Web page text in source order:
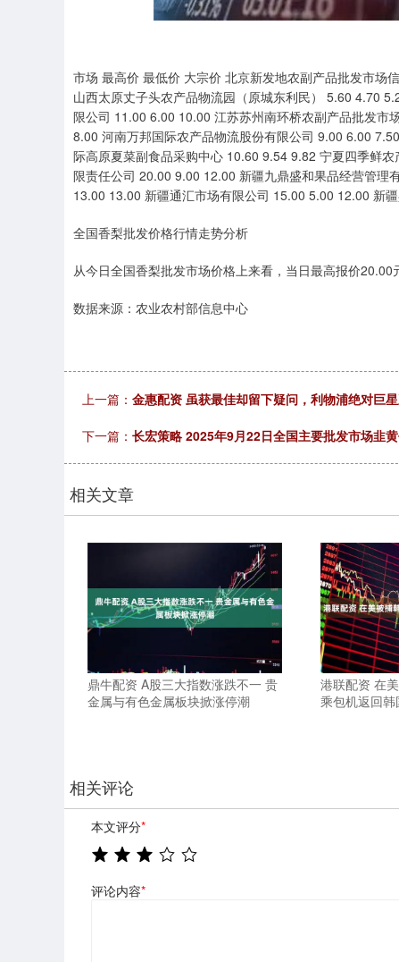
市场 最高价 最低价 大宗价 北京新发地农副产品批发市
山西太原丈子头农产品物流园（原城东利民） 5.60 4.70
限公司 11.00 6.00 10.00 江苏苏州南环桥农副产品批发
8.00 河南万邦国际农产品物流股份有限公司 9.00 6.00
际高原夏菜副食品采购中心 10.60 9.54 9.82 宁夏四季鲜
限责任公司 20.00 9.00 12.00 新疆九鼎盛和果品经营管
13.00 13.00 新疆通汇市场有限公司 15.00 5.00 12.00 新
全国香梨批发价格行情走势分析
从今日全国香梨批发市场价格上来看，当日最高报价
数据来源：农业农村部信息中心
上一篇： 金惠配资 虽获最佳却留下疑问，利物浦绝对巨
下一篇： 长宏策略 2025年9月22日全国主要批发市场韭
相关文章
鼎牛配资 A股三大指数涨跌不一 贵
金属与有色金属板块掀涨停潮
港联配资 在
乘包机返回韩
相关评论
本文评分*
评论内容*